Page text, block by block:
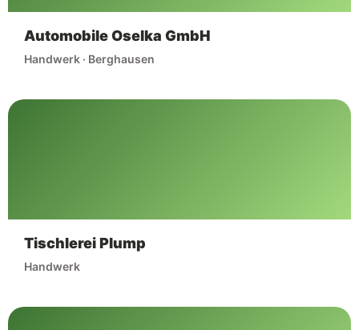
Automobile Oselka GmbH
Handwerk · Berghausen
Tischlerei Plump
Handwerk